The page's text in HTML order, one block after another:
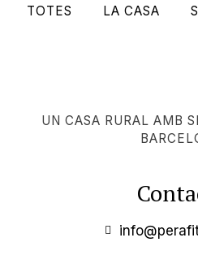
TOTES LA CASA
UN CASA RURAL AMB